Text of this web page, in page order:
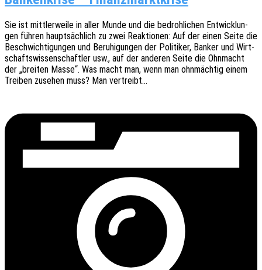
Sie ist mitt­ler­wei­le in aller Munde und die bedroh­li­chen Entwick­lun­
gen führen haupt­säch­lich zu zwei Reak­tio­nen: Auf der einen Seite die
Beschwich­ti­gun­gen und Beru­hi­gun­gen der Poli­ti­ker, Banker und Wirt­
schafts­wis­sen­schaft­ler usw., auf der ande­ren Seite die Ohnmacht
der „brei­ten Masse“. Was macht man, wenn man ohnmäch­tig einem
Trei­ben zuse­hen muss? Man vertreibt…